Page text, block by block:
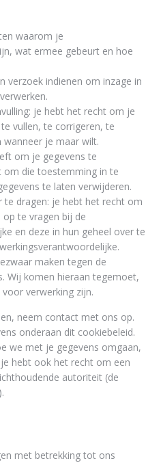
waarom je
wat ermee gebeurt en hoe
verzoek indienen om inzage in
je hebt het recht om je
vullen, te corrigeren, te
je maar wilt.
om je gegevens te
om die toestemming in te
te laten verwijderen.
te dragen: je hebt het recht om
te vragen bij de
en deze in hun geheel over te
maken tegen de
Wij komen hieraan tegemoet,
verwerking zijn.
neem contact met ons op.
onderaan dit cookiebeleid.
we met je gegevens omgaan,
hebt ook het recht om een
autoriteit (de
met betrekking tot ons